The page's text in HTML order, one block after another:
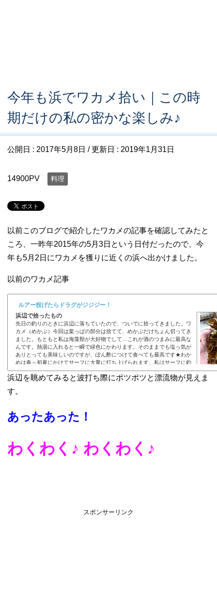
今年も浜でワカメ拾い｜この時
期だけの私の密かな楽しみ♪
公開日 : 2017年5月8日 / 更新日 : 2019年1月31日
14900PV 料理
以前このブログで紹介したワカメの記事を確認してみたと
ころ、一昨年2015年の5月3日という日付だったので、今
年も5月2日にワカメを獲りに近くの浜へ出かけました。
以前のワカメ記事
ルアー投げたらドラグがジジジー！
浜辺で拾ったもの
先日の釣りのときに浜辺に落ちていたので、ついでに拾ってきました。ワ
カメ（めかぶ）今回は葉っぱの部分は捨てて、めかぶだけちょん切ってき
ました。もともと私は海藻類が大好物でして…これが酒のつまみに最高な
んです。熱湯に入れると一瞬で緑色にかわります。そのままでも塩っ気が
ありとっても美味しいのですが、ぽん酢につけて食べても最高です★わか
めは春～初夏にかけてサーフに大量に打ち上げられます。私はサーフに釣
りに行ったついでに拾ってきます。取り放題です♪大量に茹でて袋に小分
けにして冷凍保存しておいてます。お酒を...
浜辺を眺めてみると波打ち際にポツポツと漂流物が見えま
す。
あったあった！
わくわく♪ わくわく♪
スポンサーリンク